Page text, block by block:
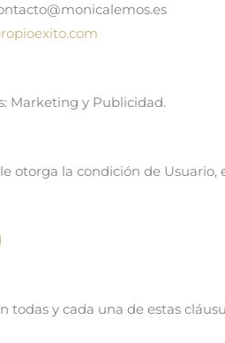
Marketing y Publicidad.
otorga la condición de
todas y cada una de estas